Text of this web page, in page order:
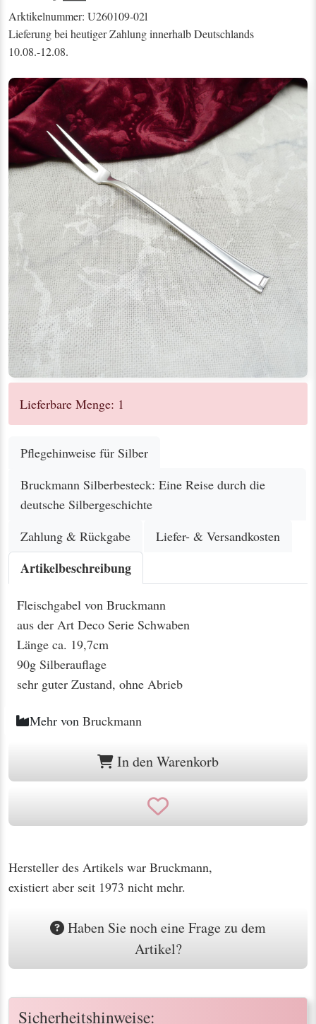
Arktikelnummer: U260109-02l
Lieferung bei heutiger Zahlung innerhalb Deutschlands
10.08.-12.08.
Lieferbare Menge: 1
Pflegehinweise für Silber
Bruckmann Silberbesteck: Eine Reise durch die
deutsche Silbergeschichte
Zahlung & Rückgabe
Liefer- & Versandkosten
Artikelbeschreibung
Fleischgabel von Bruckmann
aus der Art Deco Serie Schwaben
Länge ca. 19,7cm
90g Silberauflage
sehr guter Zustand, ohne Abrieb
Mehr von Bruckmann
In den Warenkorb
Hersteller des Artikels war Bruckmann,
existiert aber seit 1973 nicht mehr.
Haben Sie noch eine Frage zu dem
Artikel?
Sicherheitshinweise: